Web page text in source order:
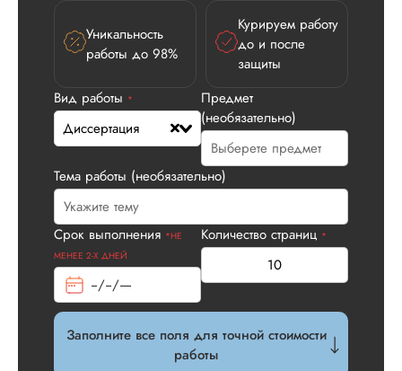
Уникальность
работы до 98%
Курируем работу
до и после
защиты
Вид работы *
Диссертация
Предмет
(необязательно)
Тема работы (необязательно)
Срок выполнения *НЕ
МЕНЕЕ 2-Х ДНЕЙ
Количество страниц *
Заполните все поля для точной стоимости
работы
Илья П.
Диссертация
Дата:2026-05-21
У нас с другом
заказ на
устроила стоимость
услуги, наличие
официального
что не было
все в порядке в
плане. Научруки